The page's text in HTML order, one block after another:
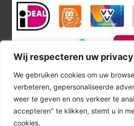
Wij respecteren uw privacy
We gebruiken cookies om uw
verbeteren, gepersonaliseerde
weer te geven en ons verkeer te
accepteren" te klikken, stemt u in
cookies.